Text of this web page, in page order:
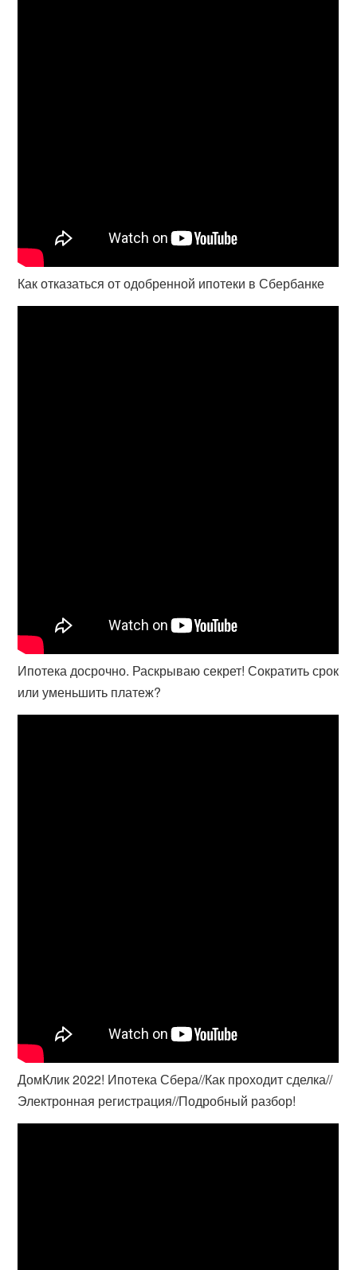
Как отказаться от одобренной ипотеки в Сбербанке
Ипотека досрочно. Раскрываю секрет! Сократить срок
или уменьшить платеж?
ДомКлик 2022! Ипотека Сбера//Как проходит сделка//
Электронная регистрация//Подробный разбор!